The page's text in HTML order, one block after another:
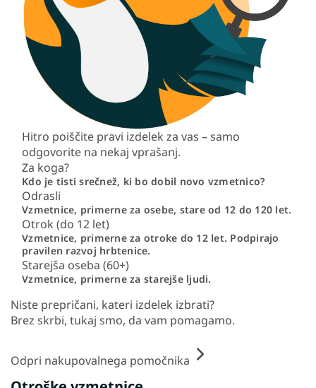
Hitro poiščite pravi izdelek za vas – samo
odgovorite na nekaj vprašanj.
Za koga?
Kdo je tisti srečnež, ki bo dobil novo vzmetnico?
Odrasli
Vzmetnice, primerne za osebe, stare od 12 do 120 let.
Otrok (do 12 let)
Vzmetnice, primerne za otroke do 12 let. Podpirajo
pravilen razvoj hrbtenice.
Starejša oseba (60+)
Vzmetnice, primerne za starejše ljudi.
Niste prepričani, kateri izdelek izbrati?
Brez skrbi, tukaj smo, da vam pomagamo.
Odpri nakupovalnega pomočnika